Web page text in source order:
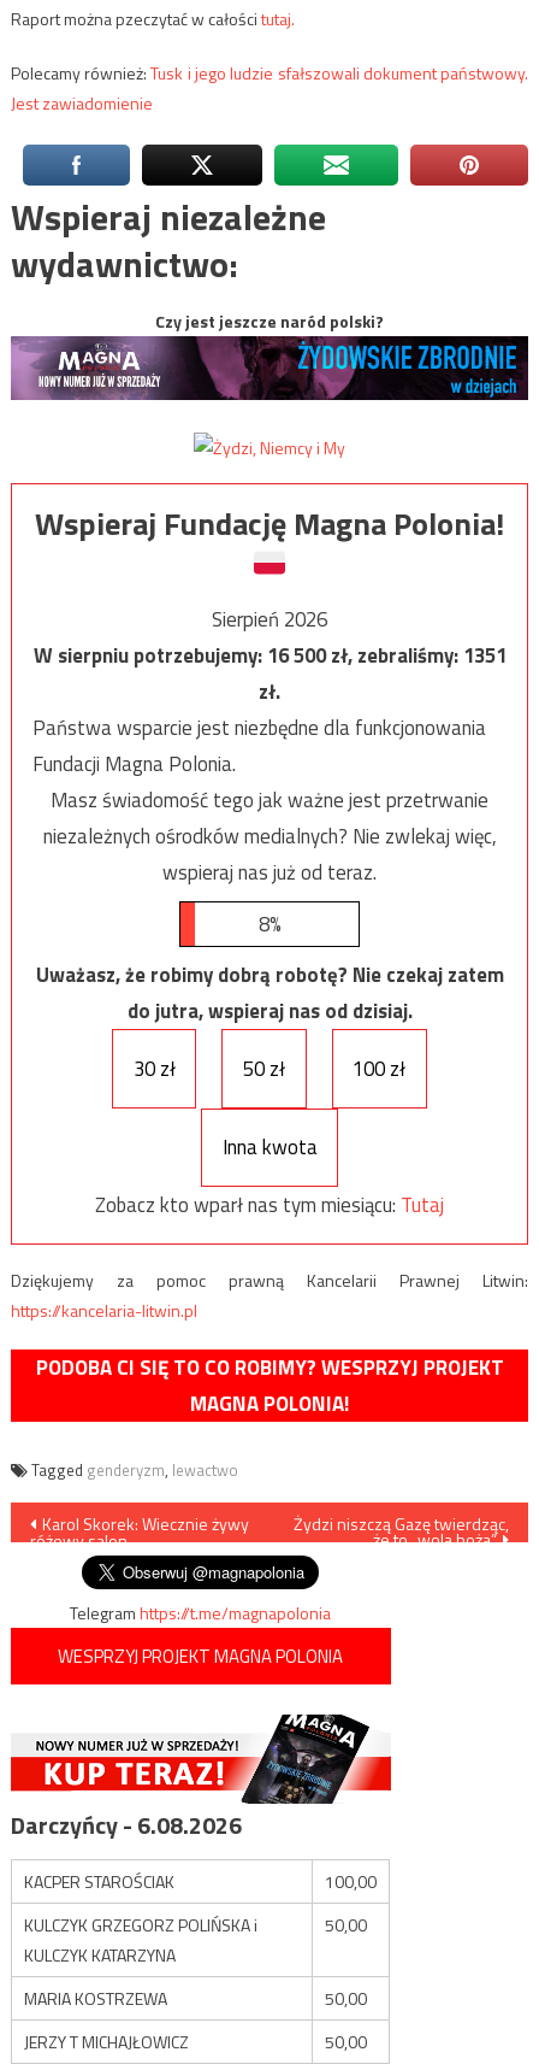
Raport można pzeczytać w całościtutaj.
Polecamy również:Tusk i jego ludzie sfałszowali dokument państwowy.
Jest zawiadomienie
Wspieraj niezależne
wydawnictwo:
Czy jest jeszcze naród polski?
Wspieraj Fundację Magna Polonia!
Sierpień 2026
W sierpniu potrzebujemy:16 500zł, zebraliśmy:1351
zł.
Państwa wsparcie jest niezbędne dla funkcjonowania
Fundacji Magna Polonia.
Masz świadomość tego jak ważne jest przetrwanie
niezależnych ośrodków medialnych? Nie zwlekaj więc,
wspieraj nas już od teraz.
8%
Uważasz, że robimy dobrą robotę? Nie czekaj zatem
do jutra, wspieraj nas od dzisiaj.
30 zł
50 zł 100 zł
Inna kwota
Zobacz kto wparł nas tym miesiącu: Tutaj
Dziękujemy za pomoc prawną Kancelarii Prawnej Litwin:
https://kancelaria-litwin.pl
PODOBA CI SIĘ TO CO ROBIMY? WESPRZYJ PROJEKT
MAGNA POLONIA!
Tagged genderyzm, lewactwo
Nawigacja
wpisu
Karol Skorek: Wiecznie żywy
różowy salon
Żydzi niszczą Gazę twierdząc,
że to „wola boża”
Telegramhttps://t.me/magnapolonia
WESPRZYJ PROJEKT MAGNA POLONIA
Darczyńcy - 6.08.2026
KACPER STAROŚCIAK
100,00
KULCZYK GRZEGORZ POLIŃSKA i
KULCZYK KATARZYNA
50,00
MARIA KOSTRZEWA
50,00
JERZY T MICHAJŁOWICZ
50,00